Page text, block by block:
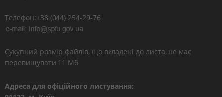
Телефон:+38 (044) 254-29-76
Сукупний розмір файлів, що вкладені до листа, не має
перевищувати 11 Мб
Адреса для офіційного листування: